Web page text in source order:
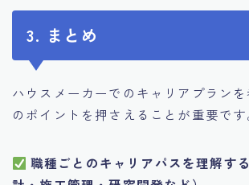
3. まとめ
ハウスメーカーでのキャリアプラン
のポイントを押さえることが重要です
職種ごとのキャリアパスを理解す